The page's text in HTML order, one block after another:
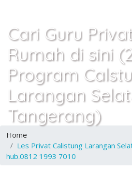
Cari Guru
Rumah di sini
Program
Larangan
Tangerang)
Home
Les Privat Calistung Larangan
hub.0812 1993 7010